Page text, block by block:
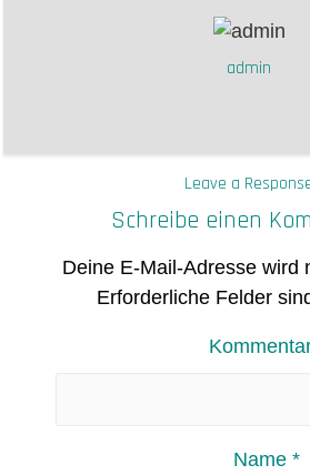
admin
Leave a
Schreibe einen
Deine E-Mail-Adresse wird
Erforderliche Felder
Name *